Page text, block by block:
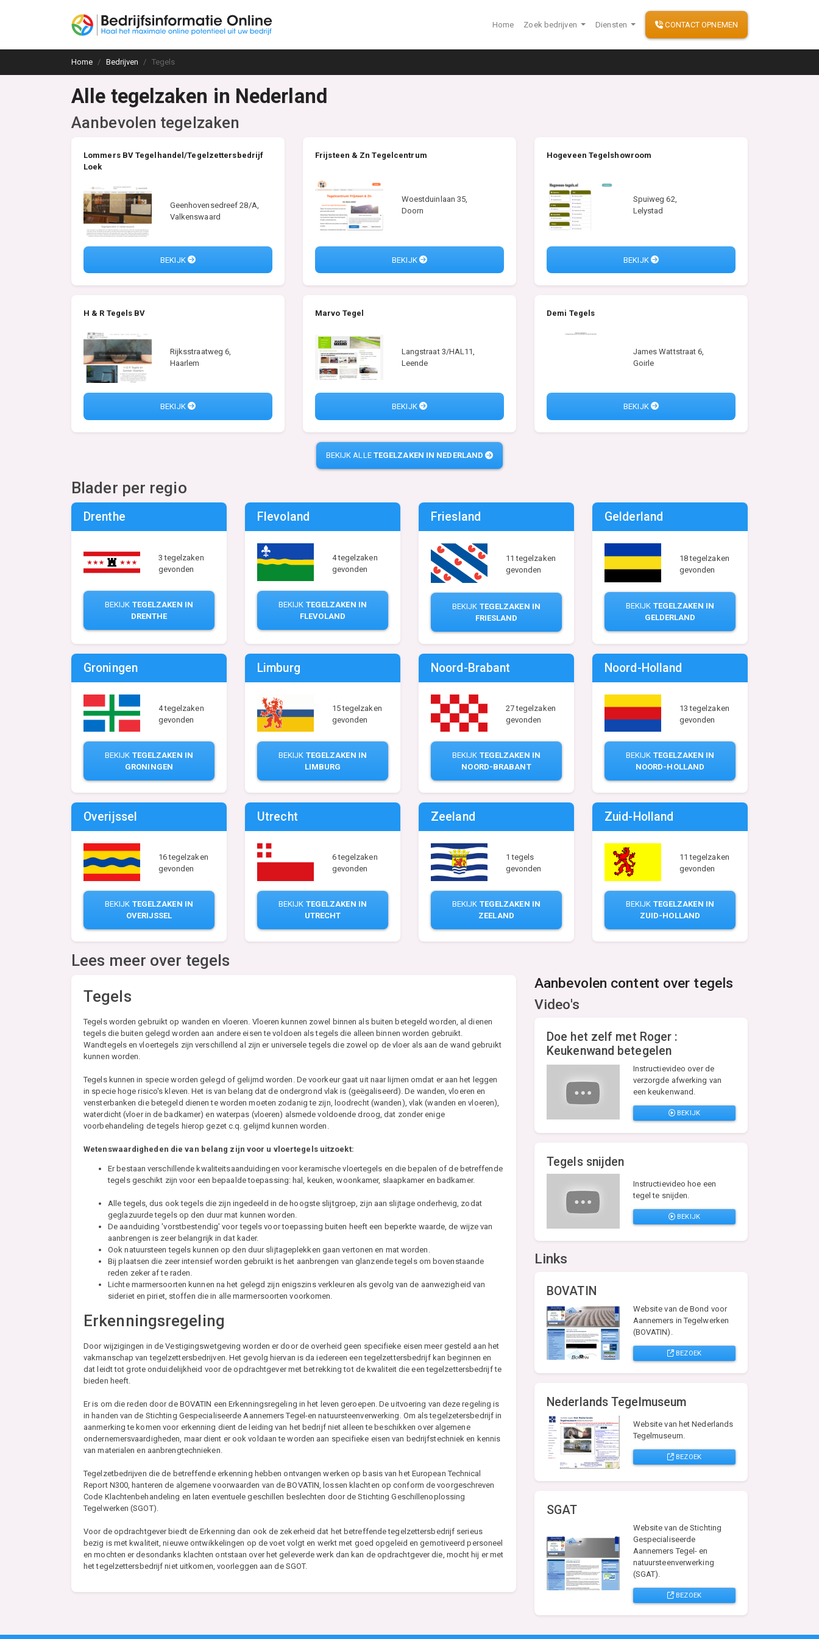
Home Zoek bedrijven Diensten CONTACT OPNEMEN
Home Bedrijven Tegels
Alle tegelzaken in Nederland
Aanbevolen tegelzaken
Lommers BV Tegelhandel/Tegelzettersbedrijf
Loek
Geenhovensedreef 28/A,
Valkenswaard
BEKIJK
Frijsteen & Zn Tegelcentrum
Woestduinlaan 35,
Doorn
BEKIJK
Hogeveen Tegelshowroom
Spuiweg 62,
Lelystad
BEKIJK
H & R Tegels BV
Rijksstraatweg 6,
Haarlem
BEKIJK
Marvo Tegel
Langstraat 3/HAL11,
Leende
BEKIJK
Demi Tegels
James Wattstraat 6,
Goirle
BEKIJK
BEKIJK ALLE TEGELZAKEN IN NEDERLAND
Blader per regio
Drenthe
3 tegelzaken
gevonden
BEKIJK TEGELZAKEN IN
DRENTHE
Flevoland
4 tegelzaken
gevonden
BEKIJK TEGELZAKEN IN
FLEVOLAND
Friesland
11 tegelzaken
gevonden
BEKIJK TEGELZAKEN IN
FRIESLAND
Gelderland
18 tegelzaken
gevonden
BEKIJK TEGELZAKEN IN
GELDERLAND
Groningen
4 tegelzaken
gevonden
BEKIJK TEGELZAKEN IN
GRONINGEN
Limburg
15 tegelzaken
gevonden
BEKIJK TEGELZAKEN IN
LIMBURG
Noord-Brabant
27 tegelzaken
gevonden
BEKIJK TEGELZAKEN IN
NOORD-BRABANT
Noord-Holland
13 tegelzaken
gevonden
BEKIJK TEGELZAKEN IN
NOORD-HOLLAND
Overijssel
16 tegelzaken
gevonden
BEKIJK TEGELZAKEN IN
OVERIJSSEL
Utrecht
6 tegelzaken
gevonden
BEKIJK TEGELZAKEN IN
UTRECHT
Zeeland
1 tegels
gevonden
BEKIJK TEGELZAKEN IN
ZEELAND
Zuid-Holland
11 tegelzaken
gevonden
BEKIJK TEGELZAKEN IN
ZUID-HOLLAND
Lees meer over tegels
Tegels
Tegels worden gebruikt op wanden en vloeren. Vloeren kunnen zowel binnen als buiten betegeld worden, al dienen
tegels die buiten gelegd worden aan andere eisen te voldoen als tegels die alleen binnen worden gebruikt.
Wandtegels en vloertegels zijn verschillend al zijn er universele tegels die zowel op de vloer als aan de wand gebruikt
kunnen worden.
Tegels kunnen in specie worden gelegd of gelijmd worden. De voorkeur gaat uit naar lijmen omdat er aan het leggen
in specie hoge risico's kleven. Het is van belang dat de ondergrond vlak is (geëgaliseerd). De wanden, vloeren en
vensterbanken die betegeld dienen te worden moeten zodanig te zijn, loodrecht (wanden), vlak (wanden en vloeren),
waterdicht (vloer in de badkamer) en waterpas (vloeren) alsmede voldoende droog, dat zonder enige
voorbehandeling de tegels hierop gezet c.q. gelijmd kunnen worden.
Wetenswaardigheden die van belang zijn voor u vloertegels uitzoekt:
Er bestaan verschillende kwaliteitsaanduidingen voor keramische vloertegels en die bepalen of de betreffende
tegels geschikt zijn voor een bepaalde toepassing: hal, keuken, woonkamer, slaapkamer en badkamer.
Alle tegels, dus ook tegels die zijn ingedeeld in de hoogste slijtgroep, zijn aan slijtage onderhevig, zodat
geglazuurde tegels op den duur mat kunnen worden.
De aanduiding 'vorstbestendig' voor tegels voor toepassing buiten heeft een beperkte waarde, de wijze van
aanbrengen is zeer belangrijk in dat kader.
Ook natuursteen tegels kunnen op den duur slijtageplekken gaan vertonen en mat worden.
Bij plaatsen die zeer intensief worden gebruikt is het aanbrengen van glanzende tegels om bovenstaande
reden zeker af te raden.
Lichte marmersoorten kunnen na het gelegd zijn enigszins verkleuren als gevolg van de aanwezigheid van
sideriet en piriet, stoffen die in alle marmersoorten voorkomen.
Erkenningsregeling
Door wijzigingen in de Vestigingswetgeving worden er door de overheid geen specifieke eisen meer gesteld aan het
vakmanschap van tegelzettersbedrijven. Het gevolg hiervan is da iedereen een tegelzettersbedrijf kan beginnen en
dat leidt tot grote onduidelijkheid voor de opdrachtgever met betrekking tot de kwaliteit die een tegelzettersbedrijf te
bieden heeft.
Er is om die reden door de BOVATIN een Erkenningsregeling in het leven geroepen. De uitvoering van deze regeling is
in handen van de Stichting Gespecialiseerde Aannemers Tegel-en natuursteenverwerking. Om als tegelzetersbedrijf in
aanmerking te komen voor erkenning dient de leiding van het bedrijf niet alleen te beschikken over algemene
ondernemersvaardigheden, maar dient er ook voldaan te worden aan specifieke eisen van bedrijfstechniek en kennis
van materialen en aanbrengtechnieken.
Tegelzetbedrijven die de betreffende erkenning hebben ontvangen werken op basis van het European Technical
Report N300, hanteren de algemene voorwaarden van de BOVATIN, lossen klachten op conform de voorgeschreven
Code Klachtenbehandeling en laten eventuele geschillen beslechten door de Stichting Geschillenoplossing
Tegelwerken (SGOT).
Voor de opdrachtgever biedt de Erkenning dan ook de zekerheid dat het betreffende tegelzettersbedrijf serieus
bezig is met kwaliteit, nieuwe ontwikkelingen op de voet volgt en werkt met goed opgeleid en gemotiveerd personeel
en mochten er desondanks klachten ontstaan over het geleverde werk dan kan de opdrachtgever die, mocht hij er met
het tegelzettersbedrijf niet uitkomen, voorleggen aan de SGOT.
Aanbevolen content over tegels
Video's
Doe het zelf met Roger :
Keukenwand betegelen
Instructievideo over de
verzorgde afwerking van
een keukenwand.
BEKIJK
Tegels snijden
Instructievideo hoe een
tegel te snijden.
BEKIJK
Links
BOVATIN
Website van de Bond voor
Aannemers in Tegelwerken
(BOVATIN).
BEZOEK
Nederlands Tegelmuseum
Website van het Nederlands
Tegelmuseum.
BEZOEK
SGAT
Website van de Stichting
Gespecialiseerde
Aannemers Tegel- en
natuursteenverwerking
(SGAT).
BEZOEK